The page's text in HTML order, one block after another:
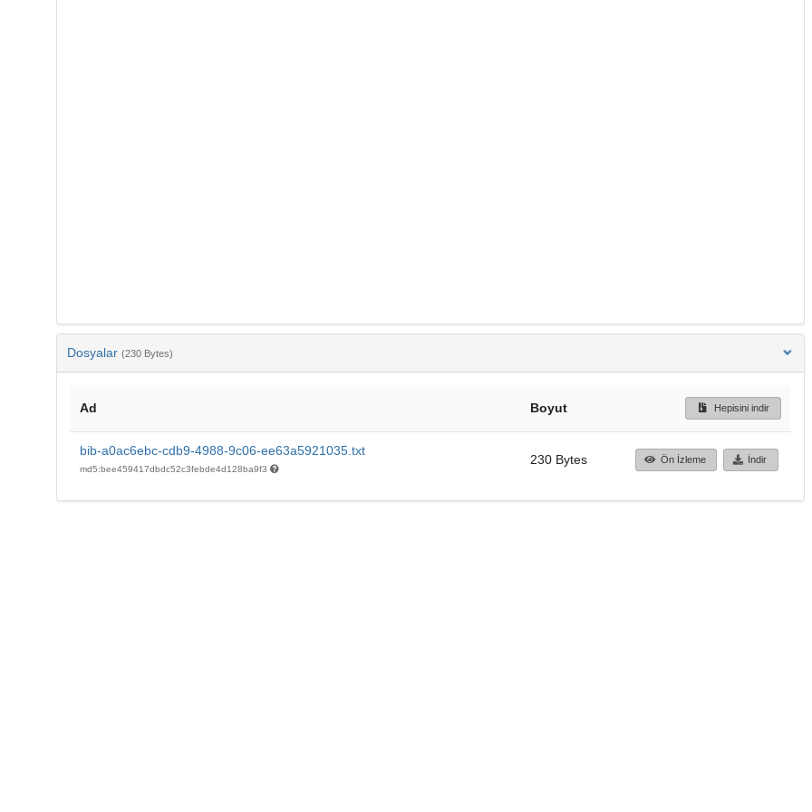
Dosyalar (230 Bytes)
Ad Boyut Hepisini indir
bib-a0ac6ebc-cdb9-4988-9c06-ee63a5921035.txt
md5:bee459417dbdc52c3febde4d128ba9f3
230 Bytes Ön İzleme İndir